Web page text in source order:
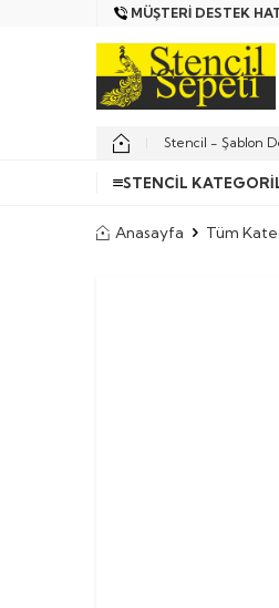
MÜŞTERI DESTEK
Stencil - Şablon
STENCIL
Anasayfa Tüm